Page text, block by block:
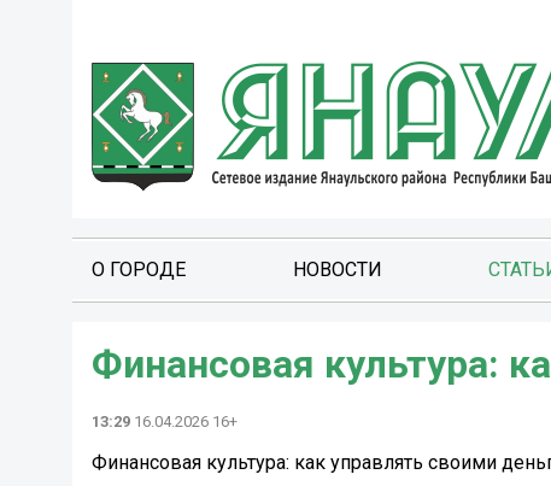
О ГОРОДЕ НОВОСТИ
Финансовая культура:
13:29 16.04.2026 16+
Финансовая культура: как управлять своими